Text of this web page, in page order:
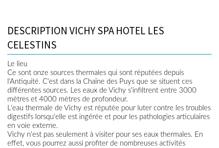
DESCRIPTION VICHY SPA HOTEL LES
CELESTINS
Le lieu
Ce sont onze sources thermales qui sont réputées depuis
l'Antiquité. C'est dans la Chaïne des Puys que se situent ces
différentes sources. Les eaux de Vichy s'infiltrent entre 3000
mètres et 4000 mètres de profondeur.
L'eau thermale de Vichy est réputée pour luter contre les troubles
digestifs lorsqu'elle est ingérée et pour les pathologies articulaires
en voie externe.
Vichy n'est pas seulement à visiter pour ses eaux thermales. En
effet, vous pourrez aussi profiter de nombreuses activités